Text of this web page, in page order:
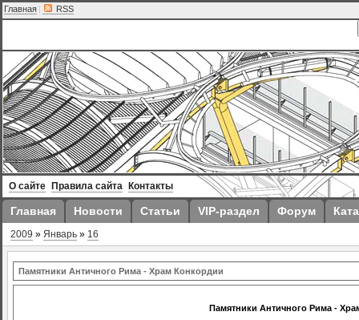
Главная | RSS
О сайте Правила сайта Контакты
Главная Новости Статьи VIP-раздел Форум
2009 » Январь » 16
Памятники Античного Рима - Храм Конкордии
Памятники Античного Рима -